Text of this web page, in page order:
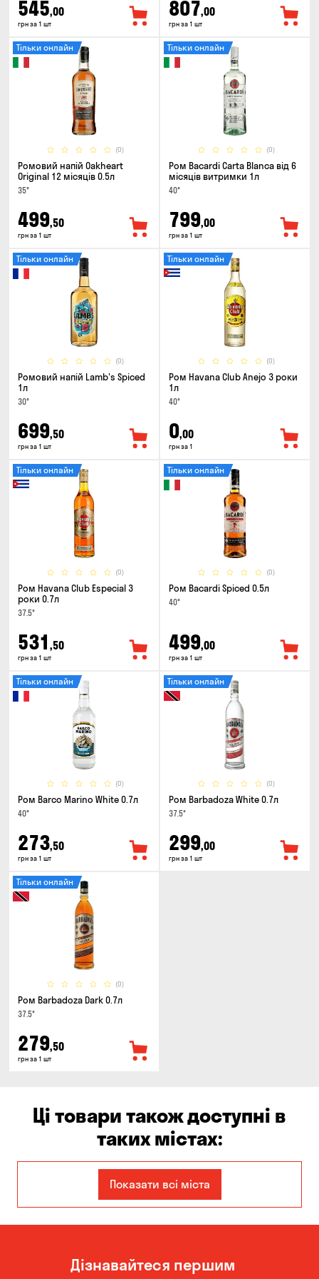
545,00
грн за 1 шт
807,00
грн за 1 шт
(0)
Тільки онлайн
Ромовий напій Oakheart
Original 12 місяців 0.5л
35°
499,50
грн за 1 шт
(0)
Тільки онлайн
Ром Bacardi Carta Blanca від 6
місяців витримки 1л
40°
799,00
грн за 1 шт
(0)
Тільки онлайн
Ромовий напій Lamb's Spiced
1л
30°
699,50
грн за 1 шт
(0)
Тільки онлайн
Ром Havana Club Anejo 3 роки
1л
40°
0,00
грн за 1
(0)
Тільки онлайн
Ром Havana Club Especial 3
роки 0.7л
37.5°
531 ,50
грн за 1 шт
(0)
Тільки онлайн
Ром Bacardi Spiced 0.5л
40°
499,00
грн за 1 шт
(0)
Тільки онлайн
Ром Barco Marino White 0.7л
40°
273,50
грн за 1 шт
(0)
Тільки онлайн
Ром Barbadoza White 0.7л
37.5°
299,00
грн за 1 шт
(0)
Тільки онлайн
Ром Barbadoza Dark 0.7л
37.5°
279,50
грн за 1 шт
Ці товари також доступні в
таких містах:
Кам'янське Київ
Одеса Олександрівка
Показати всі міста
Дізнавайтеся першим